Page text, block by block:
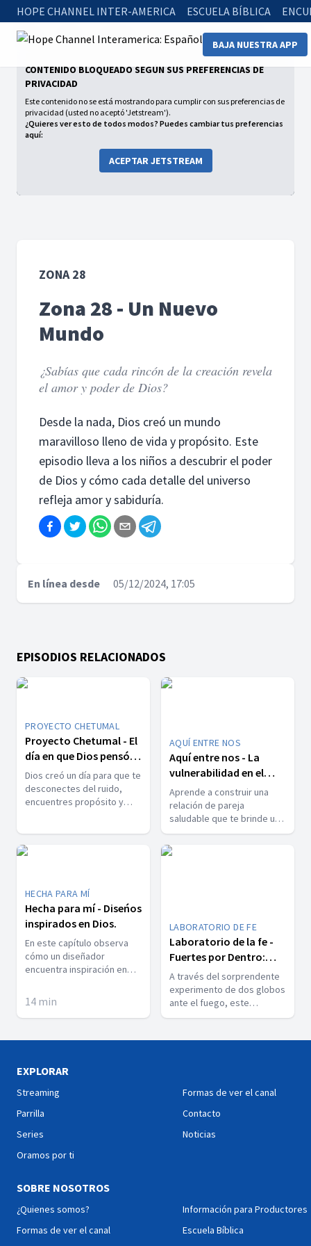
HOPE CHANNEL INTER-AMERICA ESCUELA BÍBLICA
BAJA NUESTRA APP
Home Zona 28 - Un Nuevo Mundo
CONTENIDO BLOQUEADO SEGÚN SUS PREFERENCIAS DE
PRIVACIDAD
Este contenido no se está mostrando para cumplir con sus preferencias de
privacidad (usted no aceptó 'Jetstream').
¿Quieres ver esto de todos modos? Puedes cambiar tus preferencias
aquí:
ACEPTAR JETSTREAM
ZONA 28
Zona 28 - Un Nuevo
Mundo
¿Sabías que cada rincón de la creación revela
el amor y poder de Dios?
Desde la nada, Dios creó un mundo
maravilloso lleno de vida y propósito. Este
episodio lleva a los niños a descubrir el poder
de Dios y cómo cada detalle del universo
refleja amor y sabiduría.
En línea desde 05/12/2024, 17:05
EPISODIOS RELACIONADOS
PROYECTO CHETUMAL
Proyecto Chetumal - El
día en que Dios pensó
en ti
Dios creó un día para que te
desconectes del ruido,
encuentres propósito y
el descanso que Dios te
AQUÍ ENTRE NOS
Aquí entre nos - La
vulnerabilidad en el
noviazgo
Aprende a construir una
relación de pareja
saludable que te brinde un
espacio seguro, de
auténtico crecimiento, y
que te permita sentir un
HECHA PARA MÍ
Hecha para mí - Diseńos
inspirados en Dios.
En este capítulo observa
cómo un diseñador
encuentra inspiración en
para transformar su arte y
visión creativa.
14 min
LABORATORIO DE FE
Laboratorio de la fe -
Fuertes por Dentro:
Transferencia de calor
y fortaleza espiritual
A través del sorprendente
experimento de dos globos
ante el fuego, este
episodio explica cómo se
ciertas sustancias
la obra del Espíritu Santo
fortaleciendo el corazón
EXPLORAR
Streaming
Parrilla
Series
Oramos por ti
Formas de ver el canal
Contacto
Noticias
SOBRE NOSOTROS
¿Quienes somos?
Formas de ver el canal
Información para Productores
Escuela Bíblica